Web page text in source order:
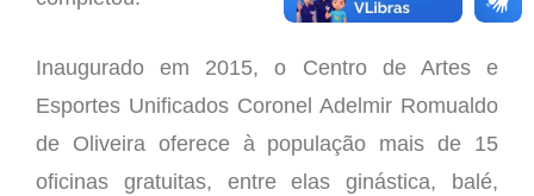
Inaugurado em 2015, o Centro de Artes e
Esportes Unificados Coronel Adelmir Romualdo
de Oliveira oferece à população mais de 15
oficinas gratuitas, entre elas ginástica, balé,